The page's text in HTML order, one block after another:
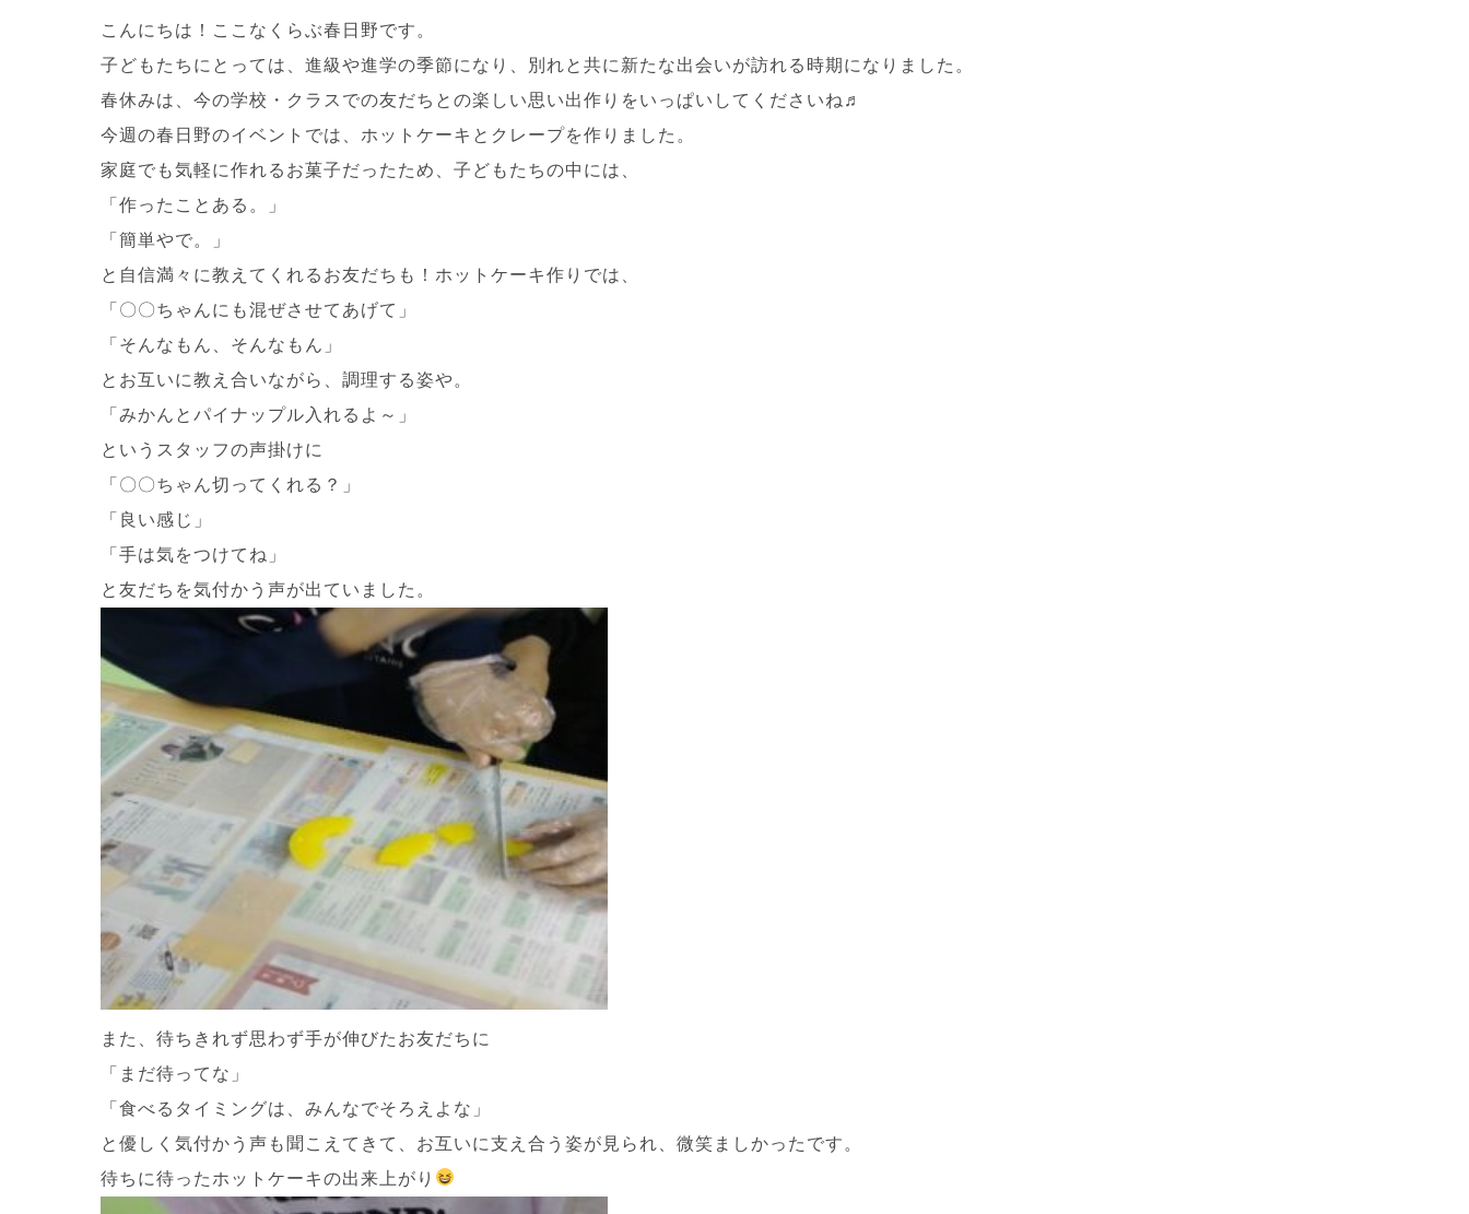
こんにちは！ここなくらぶ春日野です。
子どもたちにとっては、進級や進学の季節になり、別れと共に新たな出会いが訪れる時期になりました。
春休みは、今の学校・クラスでの友だちとの楽しい思い出作りをいっぱいしてくださいね♬
今週の春日野のイベントでは、ホットケーキとクレープを作りました。
家庭でも気軽に作れるお菓子だったため、子どもたちの中には、
「作ったことある。」
「簡単やで。」
と自信満々に教えてくれるお友だちも！ホットケーキ作りでは、
「〇〇ちゃんにも混ぜさせてあげて」
「そんなもん、そんなもん」
とお互いに教え合いながら、調理する姿や。
「みかんとパイナップル入れるよ～」
というスタッフの声掛けに
「〇〇ちゃん切ってくれる？」
「良い感じ」
「手は気をつけてね」
と友だちを気付かう声が出ていました。
また、待ちきれず思わず手が伸びたお友だちに
「まだ待ってな」
「食べるタイミングは、みんなでそろえよな」
と優しく気付かう声も聞こえてきて、お互いに支え合う姿が見られ、微笑ましかったです。
待ちに待ったホットケーキの出来上がり